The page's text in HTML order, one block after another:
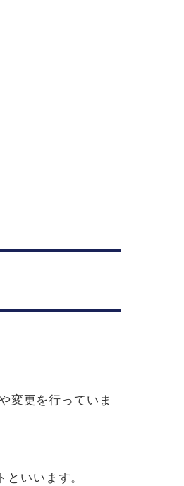
変更を行っていま
いいます。